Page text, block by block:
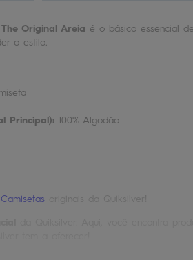
Original Areia é o básico essencial
o estilo.
Principal): 100% Algodão
Camisetas